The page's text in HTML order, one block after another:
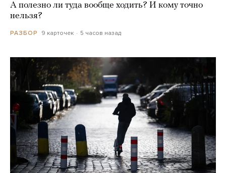
А полезно ли туда вообще ходить? И кому точно
нельзя?
РАЗБОР 9 карточек 5 часов назад